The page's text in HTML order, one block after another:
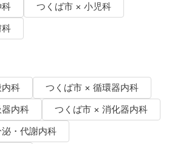
つくば市 × 小児科
科
つくば市 × 循環器内科
内科
つくば市 × 消化器内科
・代謝内科